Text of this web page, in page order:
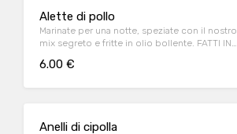
Alette di pollo
Marinate per una notte, speziate con il nostro
mix segreto e fritte in olio bollente. FATTI IN
6.00 €
Anelli di cipolla